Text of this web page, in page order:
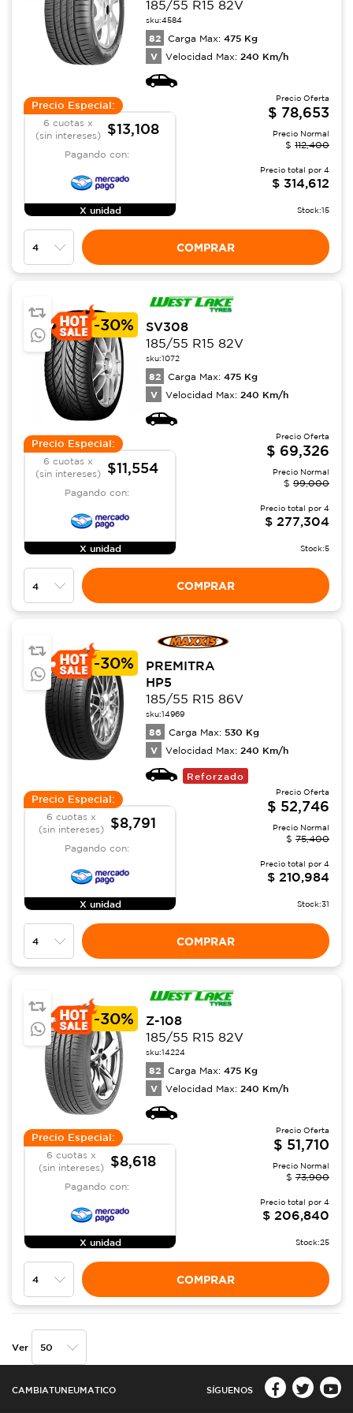
185/55 R15 82V
sku:4584
82 Carga Max: 475 Kg
V Velocidad Max: 240 Km/h
Precio Especial:
6 cuotas x
(sin intereses)
$13,108
Pagando con:
X unidad
Precio Oferta
$ 78,653
Precio Normal
$ 112,400
Precio total por 4
$ 314,612
Stock:15
COMPRAR
-30%
SV308
185/55 R15 82V
sku:1072
82 Carga Max: 475 Kg
V Velocidad Max: 240 Km/h
Precio Especial:
6 cuotas x
(sin intereses)
$11,554
Pagando con:
X unidad
Precio Oferta
$ 69,326
Precio Normal
$ 99,000
Precio total por 4
$ 277,304
Stock:5
COMPRAR
-30%
PREMITRA
HP5
185/55 R15 86V
sku:14969
86 Carga Max: 530 Kg
V Velocidad Max: 240 Km/h
Reforzado
Precio Especial:
6 cuotas x
(sin intereses)
$8,791
Pagando con:
X unidad
Precio Oferta
$ 52,746
Precio Normal
$ 75,400
Precio total por 4
$ 210,984
Stock:31
COMPRAR
-30%
Z-108
185/55 R15 82V
sku:14224
82 Carga Max: 475 Kg
V Velocidad Max: 240 Km/h
Precio Especial:
6 cuotas x
(sin intereses)
$8,618
Pagando con:
X unidad
Precio Oferta
$ 51,710
Precio Normal
$ 73,900
Precio total por 4
$ 206,840
Stock:25
COMPRAR
Ver
CAMBIATUNEUMATICO SÍGUENOS